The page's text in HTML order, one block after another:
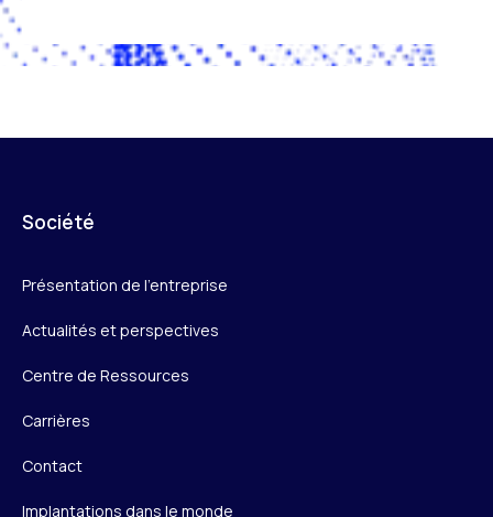
Société
Présentation de l’entreprise
Actualités et perspectives
Centre de Ressources
Carrières
Contact
Implantations dans le monde